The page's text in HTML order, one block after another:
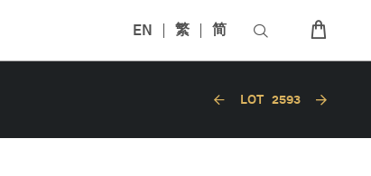
EN 繁 简
LOT 2593